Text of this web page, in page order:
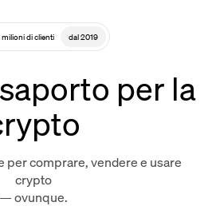
milioni di clienti dal 2019
per la
per comprare, vendere e usare
crypto
— ovunque.